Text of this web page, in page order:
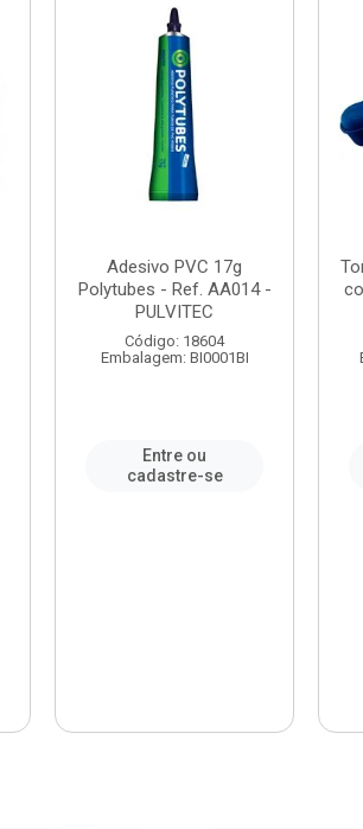
Adesivo PVC 17g
Polytubes - Ref. AA014 -
PULVITEC
Código: 18604
Embalagem: BI0001BI
Entre ou
cadastre-se